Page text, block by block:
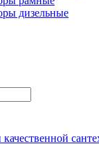
дизельные